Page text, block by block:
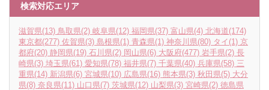
検索対応エリア
滋賀県(13) 鳥取県(2) 岐阜県(12) 福岡県(37) 富山県(4) 北海道(174)
東京都(277) 佐賀県(3) 島根県(1) 青森県(1) 神奈川県(80) タイ (1) 京
都府(20) 静岡県(19) 石川県(2) 岡山県(6) 大阪府(477) 岩手県(2) 長
崎県(3) 埼玉県(61) 愛知県(78) 福井県(7) 千葉県(40) 兵庫県(58) 三
重県(14) 新潟県(6) 宮城県(10) 広島県(16) 熊本県(3) 秋田県(5) 大分
県(8) 奈良県(11) 山口県(7) 茨城県(12) 山梨県(3) 宮崎県(2) 徳島県